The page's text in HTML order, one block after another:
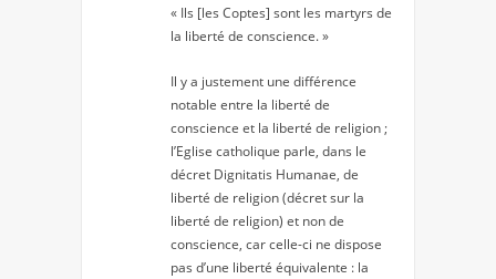
« Ils [les Coptes] sont les martyrs de
la liberté de conscience. »
Il y a justement une différence
notable entre la liberté de
conscience et la liberté de religion ;
l’Eglise catholique parle, dans le
décret Dignitatis Humanae, de
liberté de religion (décret sur la
liberté de religion) et non de
conscience, car celle-ci ne dispose
pas d’une liberté équivalente : la